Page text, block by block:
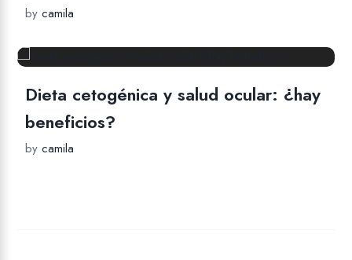
bycamila
Dieta cetogénica y salud ocular: ¿hay
beneficios?
bycamila